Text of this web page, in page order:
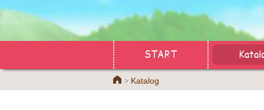
START
HomeKatalog